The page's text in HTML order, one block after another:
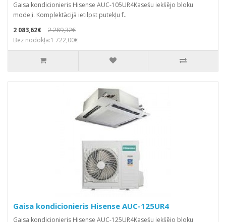
Gaisa kondicionieris Hisense AUC-105UR4Kasešu iekšējo bloku
modeļi. Komplektācijā ietilpst putekļu f..
2 083,62€
2 289,32€
Bez nodokļa:1 722,00€
Gaisa kondicionieris Hisense AUC-125UR4
Gaisa kondicionieris Hisense AUC-125UR4Kasešu iekšējo bloku